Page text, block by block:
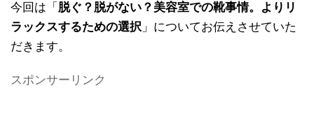
今回は「 脱ぐ？脱がない？美容室での靴事情。よりリ
ラックスするための選択」についてお伝えさせていた
だきます。
スポンサーリンク